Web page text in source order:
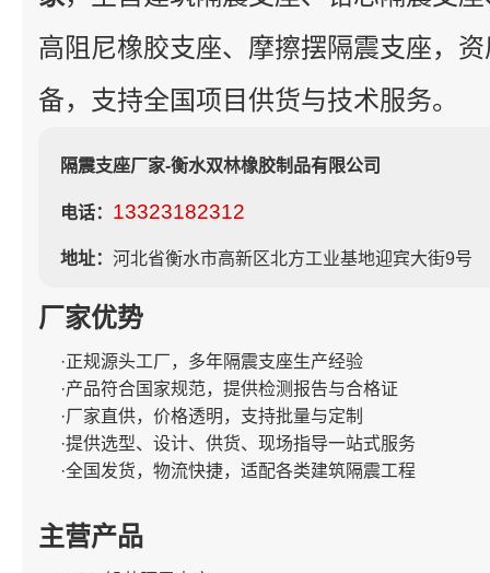
高阻尼橡胶支座、摩擦摆隔震支座，
备，支持全国项目供货与技术服务。
隔震支座厂家-衡水双林橡胶制品有限公司
电话： 13323182312
地址： 河北省衡水市高新区北方工业基地迎宾大街9号
厂家优势
·正规源头工厂，多年隔震支座生产经验
·产品符合国家规范，提供检测报告与合格证
·厂家直供，价格透明，支持批量与定制
·提供选型、设计、供货、现场指导一站式服务
·全国发货，物流快捷，适配各类建筑隔震工程
主营产品